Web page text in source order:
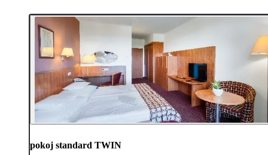
pokoj standard TWIN